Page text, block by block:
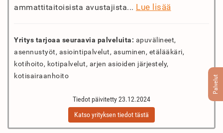
Palvelut
ammattitaitoisista avustajista... Lue lisää
Yritys tarjoaa seuraavia palveluita: apuvälineet,
asennustyöt, asiointipalvelut, asuminen, etälääkäri,
kotihoito, kotipalvelut, arjen asioiden järjestely,
kotisairaanhoito
Tiedot päivitetty 23.12.2024
Katso yrityksen tiedot tästä